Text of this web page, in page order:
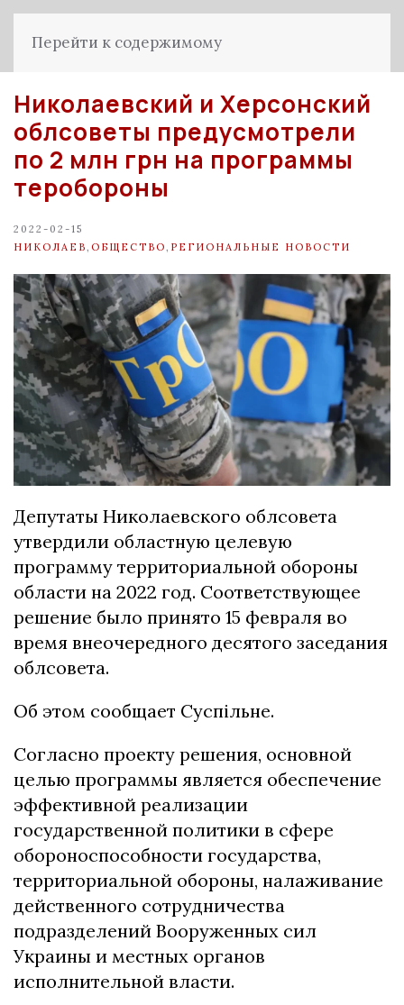
Перейти к содержимому
Николаевский и Херсонский
облсоветы предусмотрели
по 2 млн грн на программы
теробороны
2022-02-15
НИКОЛАЕВ ОБЩЕСТВО РЕГИОНАЛЬНЫЕ НОВОСТИ
Депутаты Николаевского облсовета
утвердили областную целевую
программу территориальной обороны
области на 2022 год. Соответствующее
решение было принято 15 февраля во
время внеочередного десятого заседания
облсовета.
Об этом сообщает Суспільне.
Согласно проекту решения, основной
целью программы является обеспечение
эффективной реализации
государственной политики в сфере
обороноспособности государства,
территориальной обороны, налаживание
действенного сотрудничества
подразделений Вооруженных сил
Украины и местных органов
исполнительной власти.